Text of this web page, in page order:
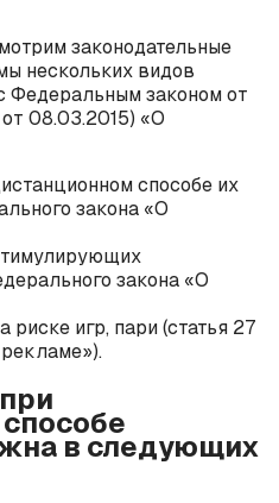
законодательные
нескольких видов
Федеральным законом от
08.03.2015) «О
способе их
закона «О
закона «О
игр, пари (статья 27
в следующих